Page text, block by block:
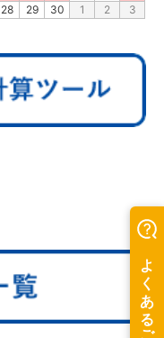
28 29 30 1 2 3